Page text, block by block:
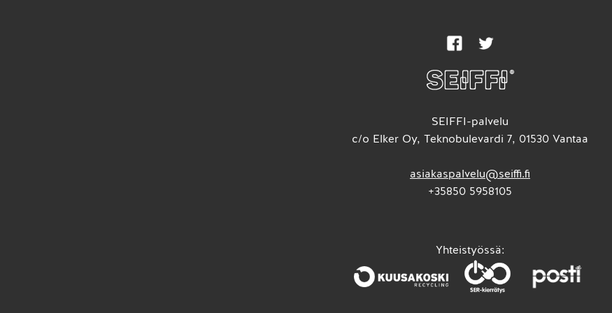
SEIFFI-palvelu
c/o Elker Oy, Teknobulevardi 7, 01530 Vantaa
asiakaspalvelu@seiffi.fi
+35850 5958105
Yhteistyössä: